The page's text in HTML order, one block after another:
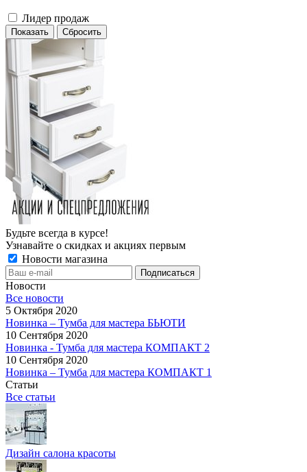
Лидер продаж
Сбросить
Будьте всегда в курсе!
Узнавайте о скидках и акциях первым
Новости магазина
Новости
Все новости
5 Октября 2020
Новинка – Тумба для мастера БЬЮТИ
10 Сентября 2020
Новинка - Тумба для мастера КОМПАКТ 2
10 Сентября 2020
Новинка – Тумба для мастера КОМПАКТ 1
Статьи
Все статьи
Дизайн салона красоты